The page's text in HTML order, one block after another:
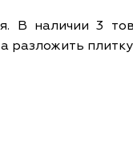
В наличии 3
разложить